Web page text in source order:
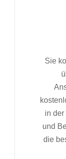
Sie
in
und
die